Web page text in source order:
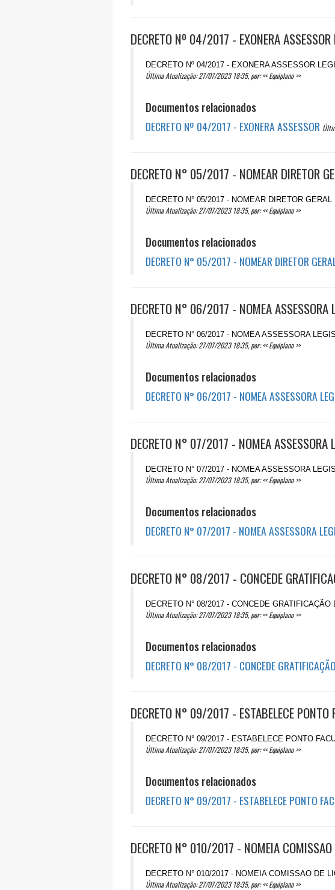
DECRETO Nº 04/2017 - EXONERA ASSESSOR
DECRETO Nº 04/2017 - EXONERA ASSESSOR
Última Atualização: 27/07/2023 18:35, por: << Equiplano >>
Documentos relacionados
DECRETO Nº 04/2017 - EXONERA ASSESSOR
DECRETO N° 05/2017 - NOMEAR DIRETOR
DECRETO N° 05/2017 - NOMEAR DIRETOR GERAL
Última Atualização: 27/07/2023 18:35, por: << Equiplano >>
Documentos relacionados
DECRETO N° 05/2017 - NOMEAR DIRETOR
DECRETO N° 06/2017 - NOMEA ASSESSORA
DECRETO N° 06/2017 - NOMEA ASSESSORA
Última Atualização: 27/07/2023 18:35, por: << Equiplano >>
Documentos relacionados
DECRETO N° 06/2017 - NOMEA ASSESSORA
DECRETO N° 07/2017 - NOMEA ASSESSORA
DECRETO N° 07/2017 - NOMEA ASSESSORA
Última Atualização: 27/07/2023 18:35, por: << Equiplano >>
Documentos relacionados
DECRETO N° 07/2017 - NOMEA ASSESSORA
DECRETO N° 08/2017 - CONCEDE
DECRETO N° 08/2017 - CONCEDE GRATIFICAÇÃO
Última Atualização: 27/07/2023 18:35, por: << Equiplano >>
Documentos relacionados
DECRETO N° 08/2017 - CONCEDE
DECRETO N° 09/2017 - ESTABELECE PONTO
DECRETO N° 09/2017 - ESTABELECE PONTO
Última Atualização: 27/07/2023 18:35, por: << Equiplano >>
Documentos relacionados
DECRETO N° 09/2017 - ESTABELECE PONTO
DECRETO N° 010/2017 - NOMEIA
DECRETO N° 010/2017 - NOMEIA COMISSAO DE
Última Atualização: 27/07/2023 18:35, por: << Equiplano >>